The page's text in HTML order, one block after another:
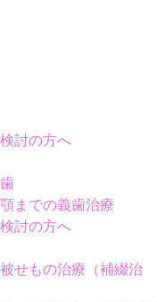
討の方へ
までの義歯治療
討の方へ
せもの治療（補綴治